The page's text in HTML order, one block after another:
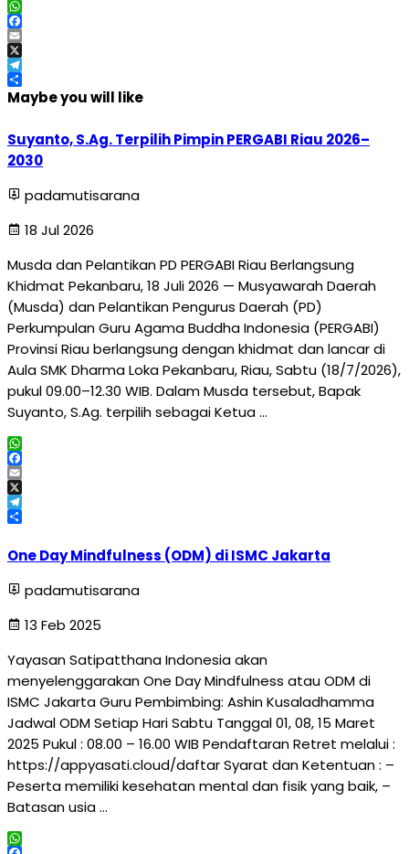
WhatsApp
Facebook
Email
X
Telegram
Share
Maybe you will like
Suyanto, S.Ag. Terpilih Pimpin PERGABI Riau 2026–
2030
padamutisarana
18 Jul 2026
Musda dan Pelantikan PD PERGABI Riau Berlangsung
Khidmat Pekanbaru, 18 Juli 2026 — Musyawarah Daerah
(Musda) dan Pelantikan Pengurus Daerah (PD)
Perkumpulan Guru Agama Buddha Indonesia (PERGABI)
Provinsi Riau berlangsung dengan khidmat dan lancar di
Aula SMK Dharma Loka Pekanbaru, Riau, Sabtu (18/7/2026),
pukul 09.00–12.30 WIB. Dalam Musda tersebut, Bapak
Suyanto, S.Ag. terpilih sebagai Ketua …
WhatsApp
Facebook
Email
X
Telegram
One Day Mindfulness (ODM) di ISMC Jakarta
padamutisarana
13 Feb 2025
Yayasan Satipatthana Indonesia akan
menyelenggarakan One Day Mindfulness atau ODM di
ISMC Jakarta Guru Pembimbing: Ashin Kusaladhamma
Jadwal ODM Setiap Hari Sabtu Tanggal 01, 08, 15 Maret
2025 Pukul : 08.00 – 16.00 WIB Pendaftaran Retret melalui :
https://appyasati.cloud/daftar Syarat dan Ketentuan : –
Peserta memiliki kesehatan mental dan fisik yang baik, –
Batasan usia …